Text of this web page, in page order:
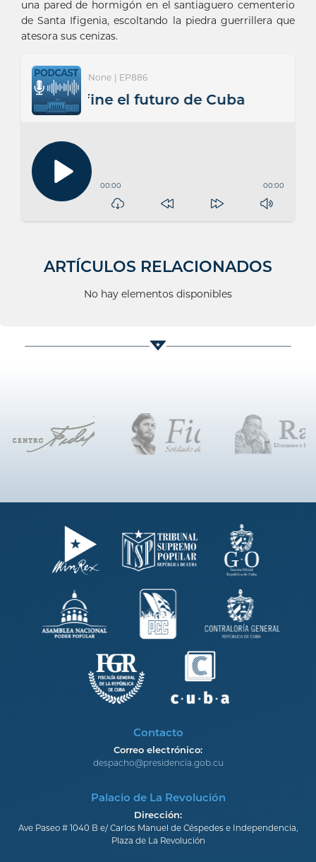
una pared de hormigón en el santiaguero cementerio
de Santa Ifigenia, escoltando la piedra guerrillera que
atesora sus cenizas.
None | EP886
que define el futuro de Cuba
00:00 00:00
ARTÍCULOS RELACIONADOS
No hay elementos disponibles
Contacto
Correo electrónico:
despacho@presidencia.gob.cu
Palacio de La Revolución
Dirección:
Ave Paseo # 1040 B e/ Carlos Manuel de Céspedes e Independencia,
Plaza de La Revolución